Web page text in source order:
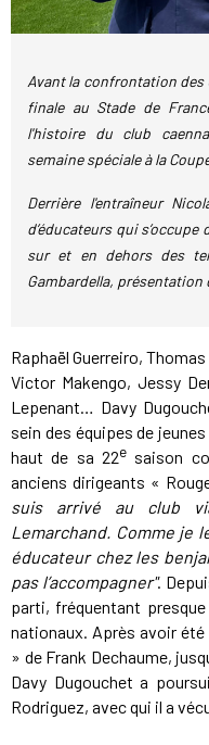
Avant la confrontation des
finale au Stade de
l'histoire du club
semaine spéciale à la
Derrière l'entraîneur
d’éducateurs qui
sur et en dehors des
Gambardella, présentation
Raphaël Guerreiro,
Victor Makengo, Jessy
Lepenant… Davy
sein des équipes de
haut de sa 22e saison
anciens dirigeants «
suis arrivé au club
Lemarchand. Comme je
éducateur chez les
pas l’accompagner".
parti, fréquentant
nationaux. Après avoir été
» de Frank Dechaume,
Davy Dugouchet a
Rodriguez, avec qui il a